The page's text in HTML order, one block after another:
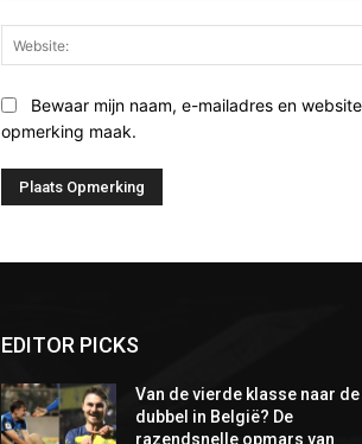
Bewaar mijn naam, e-mailadres en
opmerking maak.
EDITOR PICKS
Van de vierde klasse naar de
dubbel in België? De
razendsnelle opmars van